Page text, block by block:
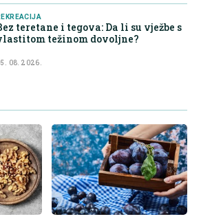
teretane i tegova: Da li su vježbe s
težinom dovoljne?
08. 2026.